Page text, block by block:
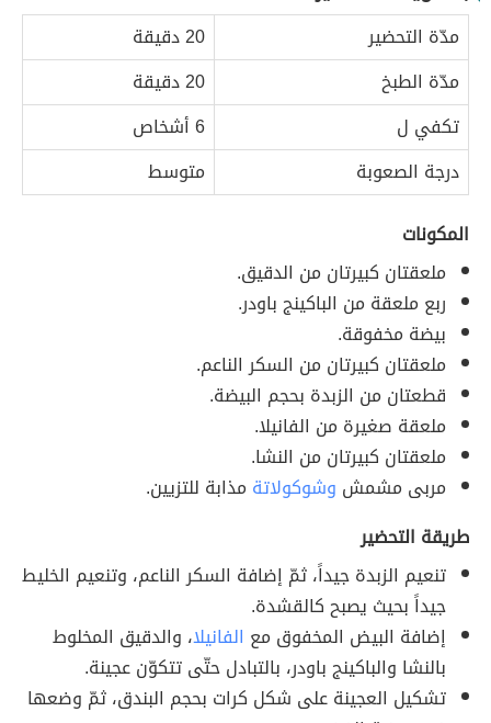
مدّة التحضير
20 دقيقة
مدّة الطبخ
20 دقيقة
تكفي ل
6 أشخاص
درجة الصعوبة
متوسط
المكونات
ملعقتان كبيرتان من الدقيق.
ربع ملعقة من الباكينج باودر.
بيضة مخفوقة.
ملعقتان كبيرتان من السكر الناعم.
قطعتان من الزبدة بحجم البيضة.
ملعقة صغيرة من الفانيلا.
ملعقتان كبيرتان من النشا.
مربى مشمش وشوكولاتة مذابة للتزيين.
طريقة التحضير
تنعيم الزبدة جيداً، ثمّ إضافة السكر الناعم، وتنعيم الخليط
جيداً بحيث يصبح كالقشدة.
إضافة البيض المخفوق مع الفانيلا، والدقيق المخلوط
بالنشا والباكينج باودر، بالتبادل حتّى تتكوّن عجينة.
تشكيل العجينة على شكل كرات بحجم البندق، ثمّ وضعها